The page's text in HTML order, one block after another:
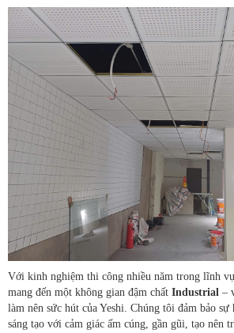
Với kinh nghiệm thi công nhiều năm trong lĩnh
mang đến một không gian đậm chất Industrial –
làm nên sức hút của Yeshi. Chúng tôi đảm bảo
sáng tạo với cảm giác ấm cúng, gần gũi, tạo nên